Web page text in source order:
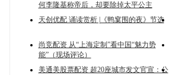
何李隆基称帝后，却要除掉太平公主
天创优配 诵读赏析 |《鸭窠围的夜》节选
尚竞配资 从“上海定制”看中国“魅力势
能”（现场评论）
美通美股票配资 超20座城市发文官宣：公